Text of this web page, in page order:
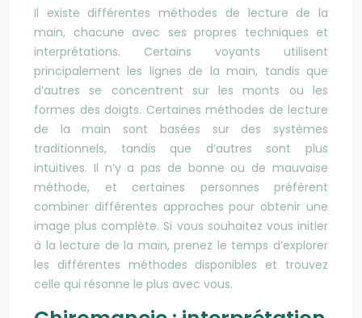
Il existe différentes méthodes de lecture de la
main, chacune avec ses propres techniques et
interprétations. Certains voyants utilisent
principalement les lignes de la main, tandis que
d’autres se concentrent sur les monts ou les
formes des doigts. Certaines méthodes de lecture
de la main sont basées sur des systèmes
traditionnels, tandis que d’autres sont plus
intuitives. Il n’y a pas de bonne ou de mauvaise
méthode, et certaines personnes préfèrent
combiner différentes approches pour obtenir une
image plus complète. Si vous souhaitez vous initier
à la lecture de la main, prenez le temps d’explorer
les différentes méthodes disponibles et trouvez
celle qui résonne le plus avec vous.